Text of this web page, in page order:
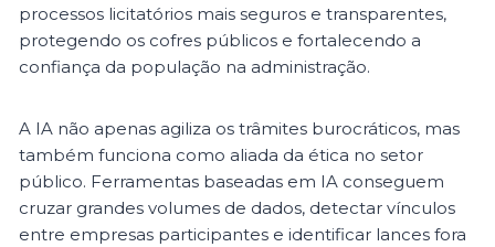
processos licitatórios mais seguros e transparentes,
protegendo os cofres públicos e fortalecendo a
confiança da população na administração.
A IA não apenas agiliza os trâmites burocráticos, mas
também funciona como aliada da ética no setor
público. Ferramentas baseadas em IA conseguem
cruzar grandes volumes de dados, detectar vínculos
entre empresas participantes e identificar lances fora